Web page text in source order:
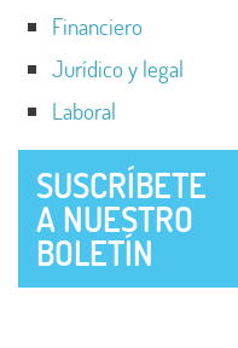
Financiero
Jurídico y legal
Laboral
SUSCRÍBETE
A NUESTRO
BOLETÍN